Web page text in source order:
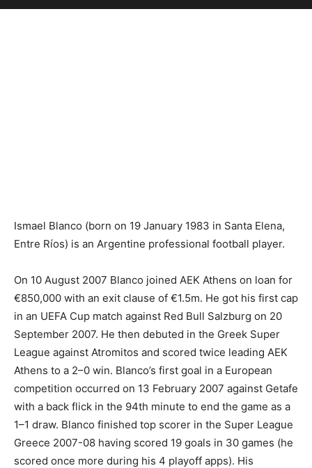
Ismael Blanco (born on 19 January 1983 in Santa Elena,
Entre Ríos) is an Argentine professional football player.
On 10 August 2007 Blanco joined AEK Athens on loan for
€850,000 with an exit clause of €1.5m. He got his first cap
in an UEFA Cup match against Red Bull Salzburg on 20
September 2007. He then debuted in the Greek Super
League against Atromitos and scored twice leading AEK
Athens to a 2–0 win. Blanco’s first goal in a European
competition occurred on 13 February 2007 against Getafe
with a back flick in the 94th minute to end the game as a
1–1 draw. Blanco finished top scorer in the Super League
Greece 2007-08 having scored 19 goals in 30 games (he
scored once more during his 4 playoff apps). His